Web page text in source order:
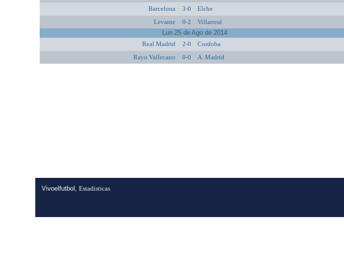
Barcelona
3-0 Elche
Levante
0-2 Villarreal
Lun 25 de Ago de 2014
Real Madrid
2-0 Cordoba
Rayo Vallecano
0-0 A. Madrid
Vivoelfutbol,Estadisticas